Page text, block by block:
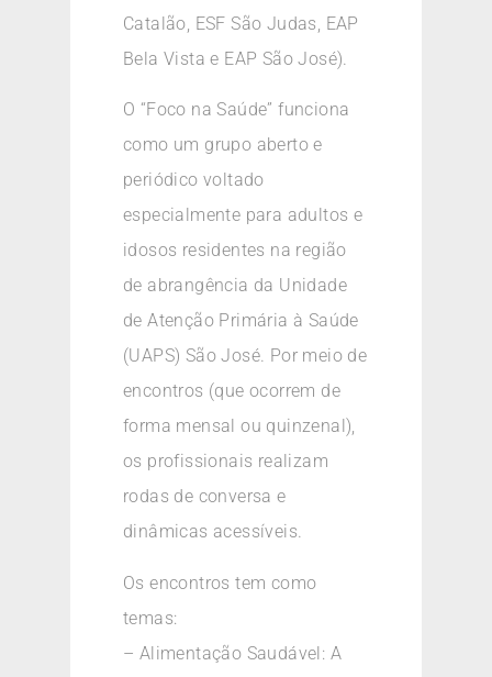
Catalão, ESF São Judas, EAP
Bela Vista e EAP São José).
O “Foco na Saúde” funciona
como um grupo aberto e
periódico voltado
especialmente para adultos e
idosos residentes na região
de abrangência da Unidade
de Atenção Primária à Saúde
(UAPS) São José. Por meio de
encontros (que ocorrem de
forma mensal ou quinzenal),
os profissionais realizam
rodas de conversa e
dinâmicas acessíveis.
Os encontros tem como
temas:
– Alimentação Saudável: A